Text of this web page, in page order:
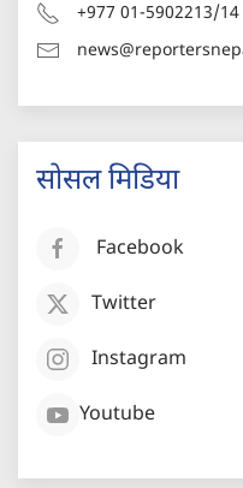
+977 01-5902213/14
सोसल मिडिया
Facebook
Twitter
Instagram
Youtube